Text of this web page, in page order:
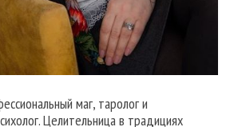
маг, таролог и
Целительница в традициях